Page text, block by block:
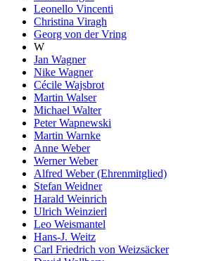
Leonello Vincenti
Christina Viragh
Georg von der Vring
W
Jan Wagner
Nike Wagner
Cécile Wajsbrot
Martin Walser
Michael Walter
Peter Wapnewski
Martin Warnke
Anne Weber
Werner Weber
Alfred Weber (Ehrenmitglied)
Stefan Weidner
Harald Weinrich
Ulrich Weinzierl
Leo Weismantel
Hans-J. Weitz
Carl Friedrich von Weizsäcker